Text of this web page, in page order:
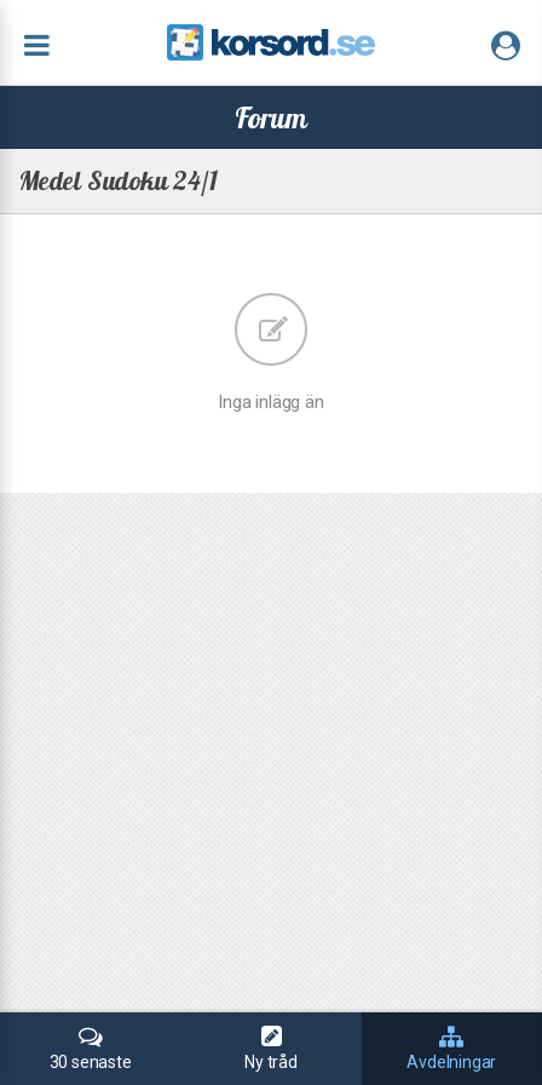
Forum
Medel Sudoku 24/1
Inga inlägg än
30 senaste Ny tråd Avdelningar